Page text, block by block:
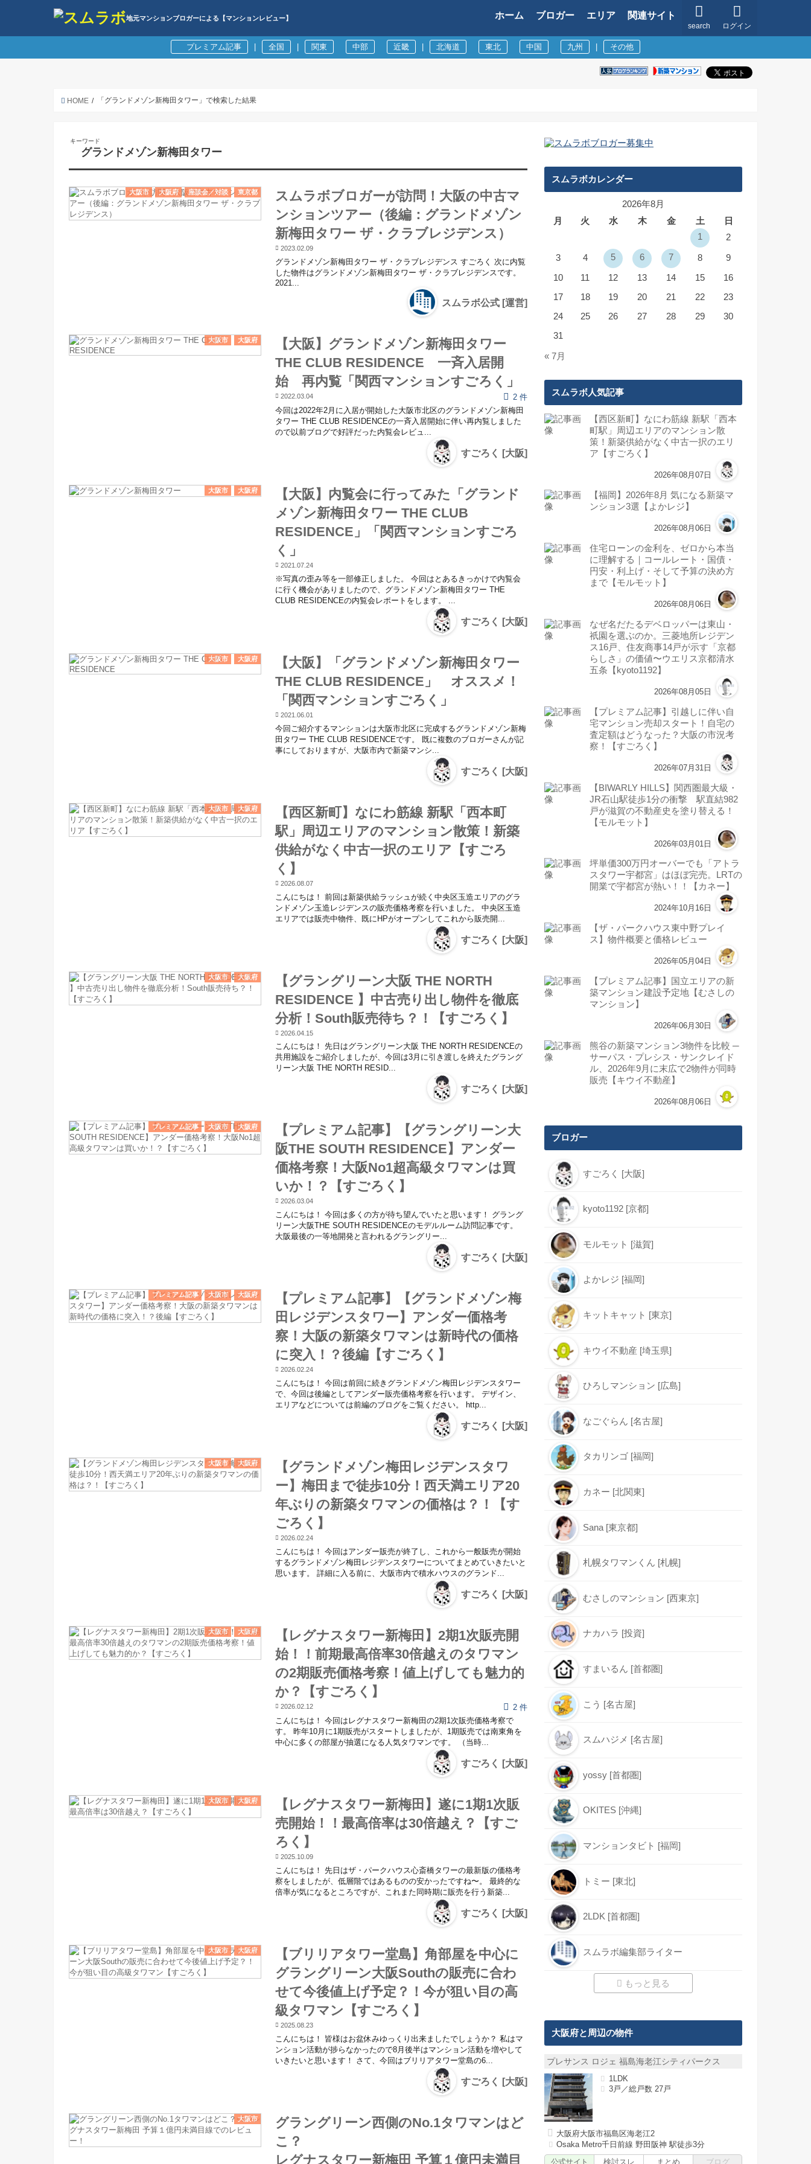
地元マンションブロガーによる【マンションレビュー】
ログイン
search
ホーム ブロガー エリア 関連サイト
プレミアム記事 全国 関東 中部 近畿 北海道 東北 中国 九州 その他
HOME 「グランドメゾン新梅田タワー」で検索した結果
キーワード
グランドメゾン新梅田タワー
大阪市 大阪府 座談会／対談 東京都
スムラボブロガーが訪問！大阪の中古マ
ンションツアー（後編：グランドメゾン
新梅田タワー ザ・クラブレジデンス）
2023.02.09
グランドメゾン新梅田タワー ザ・クラブレジデンス すごろく 次に内覧
した物件はグランドメゾン新梅田タワー ザ・クラブレジデンスです。
2021...
スムラボ公式 [運営]
大阪市 大阪府
【大阪】グランドメゾン新梅田タワー
THE CLUB RESIDENCE 一斉入居開
始 再内覧「関西マンションすごろく」
2022.03.04
2 件
今回は2022年2月に入居が開始した大阪市北区のグランドメゾン新梅田
タワー THE CLUB RESIDENCEの一斉入居開始に伴い再内覧しました
ので以前ブログで好評だった内覧会レビュ...
すごろく [大阪]
大阪市 大阪府
【大阪】内覧会に行ってみた「グランド
メゾン新梅田タワー THE CLUB
RESIDENCE」「関西マンションすごろ
く」
2021.07.24
※写真の歪み等を一部修正しました。 今回はとあるきっかけで内覧会
に行く機会がありましたので、グランドメゾン新梅田タワー THE
CLUB RESIDENCEの内覧会レポートをします。 ...
すごろく [大阪]
大阪市 大阪府
【大阪】「グランドメゾン新梅田タワー
THE CLUB RESIDENCE」 オススメ！
「関西マンションすごろく」
2021.06.01
今回ご紹介するマンションは大阪市北区に完成するグランドメゾン新梅
田タワー THE CLUB RESIDENCEです。 既に複数のブロガーさんが記
事にしておりますが、大阪市内で新築マンシ...
すごろく [大阪]
大阪市 大阪府
【西区新町】なにわ筋線 新駅「西本町
駅」周辺エリアのマンション散策！新築
供給がなく中古一択のエリア【すごろ
く】
2026.08.07
こんにちは！ 前回は新築供給ラッシュが続く中央区玉造エリアのグラ
ンドメゾン玉造レジデンスの販売価格考察を行いました。 中央区玉造
エリアでは販売中物件、既にHPがオープンしてこれから販売開...
すごろく [大阪]
大阪市 大阪府
【グラングリーン大阪 THE NORTH
RESIDENCE 】中古売り出し物件を徹底
分析！South販売待ち？！【すごろく】
2026.04.15
こんにちは！ 先日はグラングリーン大阪 THE NORTH RESIDENCEの
共用施設をご紹介しましたが、今回は3月に引き渡しを終えたグラング
リーン大阪 THE NORTH RESID...
すごろく [大阪]
プレミアム記事 大阪市 大阪府
【プレミアム記事】【グラングリーン大
阪THE SOUTH RESIDENCE】アンダー
価格考察！大阪No1超高級タワマンは買
いか！？【すごろく】
2026.03.04
こんにちは！ 今回は多くの方が待ち望んでいたと思います！ グラング
リーン大阪THE SOUTH RESIDENCEのモデルルーム訪問記事です。
大阪最後の一等地開発と言われるグラングリー...
すごろく [大阪]
プレミアム記事 大阪市 大阪府
【プレミアム記事】【グランドメゾン梅
田レジデンスタワー】アンダー価格考
察！大阪の新築タワマンは新時代の価格
に突入！？後編【すごろく】
2026.02.24
こんにちは！ 今回は前回に続きグランドメゾン梅田レジデンスタワー
で、今回は後編としてアンダー販売価格考察を行います。 デザイン、
エリアなどについては前編のブログをご覧ください。 http...
すごろく [大阪]
大阪市 大阪府
【グランドメゾン梅田レジデンスタワ
ー】梅田まで徒歩10分！西天満エリア20
年ぶりの新築タワマンの価格は？！【す
ごろく】
2026.02.24
こんにちは！ 今回はアンダー販売が終了し、これから一般販売が開始
するグランドメゾン梅田レジデンスタワーについてまとめていきたいと
思います。 詳細に入る前に、大阪市内で積水ハウスのグランド...
すごろく [大阪]
大阪市 大阪府
【レグナスタワー新梅田】2期1次販売開
始！！前期最高倍率30倍越えのタワマン
の2期販売価格考察！値上げしても魅力的
か？【すごろく】
2026.02.12
2 件
こんにちは！ 今回はレグナスタワー新梅田の2期1次販売価格考察で
す。 昨年10月に1期販売がスタートしましたが、1期販売では南東角を
中心に多くの部屋が抽選になる人気タワマンです。 （当時...
すごろく [大阪]
大阪市 大阪府
【レグナスタワー新梅田】遂に1期1次販
売開始！！最高倍率は30倍越え？【すご
ろく】
2025.10.09
こんにちは！ 先日はザ・パークハウス心斎橋タワーの最新版の価格考
察をしましたが、低層階ではあるものの安かったですね〜。 最終的な
倍率が気になるところですが、これまた同時期に販売を行う新築...
すごろく [大阪]
大阪市 大阪府
【ブリリアタワー堂島】角部屋を中心に
グラングリーン大阪Southの販売に合わ
せて今後値上げ予定？！今が狙い目の高
級タワマン【すごろく】
2025.08.23
こんにちは！ 皆様はお盆休みゆっくり出来ましたでしょうか？ 私はマ
ンション活動が捗らなかったので8月後半はマンション活動を増やして
いきたいと思います！ さて、今回はブリリアタワー堂島の6...
すごろく [大阪]
大阪市
グラングリーン西側のNo.1タワマンはど
こ？
レグナスタワー新梅田 予算１億円未満目
スムラボカレンダー
2026年8月
月
火 水 木 金 土
日
1
2
3 4 5 6 7 8 9
10 11 12 13 14 15
16
17
18 19 20 21 22
23
24
25 26 27 28 29
30
31
« 7月
スムラボ人気記事
【西区新町】なにわ筋線 新駅「西本
町駅」周辺エリアのマンション散
策！新築供給がなく中古一択のエリ
ア【すごろく】
2026年08月07日
【福岡】2026年8月 気になる新築マ
ンション3選【よかレジ】
2026年08月06日
住宅ローンの金利を、ゼロから本当
に理解する｜コールレート・国債・
円安・利上げ・そして予算の決め方
まで【モルモット】
2026年08月06日
なぜ名だたるデベロッパーは東山・
祇園を選ぶのか。三菱地所レジデン
ス16戸、住友商事14戸が示す「京都
らしさ」の価値〜ウエリス京都清水
五条【kyoto1192】
2026年08月05日
【プレミアム記事】引越しに伴い自
宅マンション売却スタート！自宅の
査定額はどうなった？大阪の市況考
察！【すごろく】
2026年07月31日
【BIWARLY HILLS】関西圏最大級・
JR石山駅徒歩1分の衝撃 駅直結982
戸が滋賀の不動産史を塗り替える！
【モルモット】
2026年03月01日
坪単価300万円オーバーでも「アトラ
スタワー宇都宮」はほぼ完売。LRTの
開業で宇都宮が熱い！！【カネー】
2024年10月16日
【ザ・パークハウス東中野プレイ
ス】物件概要と価格レビュー
2026年05月04日
【プレミアム記事】国立エリアの新
築マンション建設予定地【むさしの
マンション】
2026年06月30日
熊谷の新築マンション3物件を比較 ─
サーパス・プレシス・サンクレイド
ル、2026年9月に末広で2物件が同時
販売【キウイ不動産】
2026年08月06日
ブロガー
すごろく [大阪]
kyoto1192 [京都]
モルモット [滋賀]
よかレジ [福岡]
キットキャット [東京]
キウイ不動産 [埼玉県]
ひろしマンション [広島]
なごぐらん [名古屋]
タカリンゴ [福岡]
カネー [北関東]
Sana [東京都]
札幌タワマンくん [札幌]
むさしのマンション [西東京]
ナカハラ [投資]
すまいるん [首都圏]
こう [名古屋]
スムハジメ [名古屋]
yossy [首都圏]
OKITES [沖縄]
マンションタビト [福岡]
トミー [東北]
2LDK [首都圏]
スムラボ編集部ライター
もっと見る
大阪府と周辺の物件
プレサンス ロジェ 福島海老江シティパークス
1LDK
3戸／総戸数 27戸
大阪府大阪市福島区海老江2
Osaka Metro千日前線 野田阪神 駅徒歩3分
公式サイト
検討スレ まとめ ブログ